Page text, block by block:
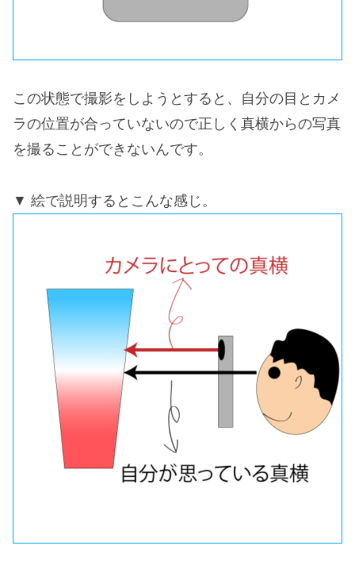
この状態で撮影をしようとすると、自分の目とカメ
ラの位置が合っていないので正しく真横からの写真
を撮ることができないんです。
絵で説明するとこんな感じ。